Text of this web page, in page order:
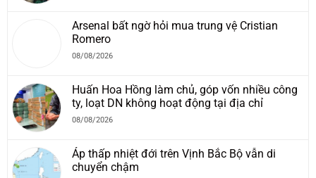
Arsenal bất ngờ hỏi mua trung vệ Cristian
Romero
08/08/2026
Huấn Hoa Hồng làm chủ, góp vốn nhiều công
ty, loạt DN không hoạt động tại địa chỉ
08/08/2026
Áp thấp nhiệt đới trên Vịnh Bắc Bộ vẫn di
chuyển chậm